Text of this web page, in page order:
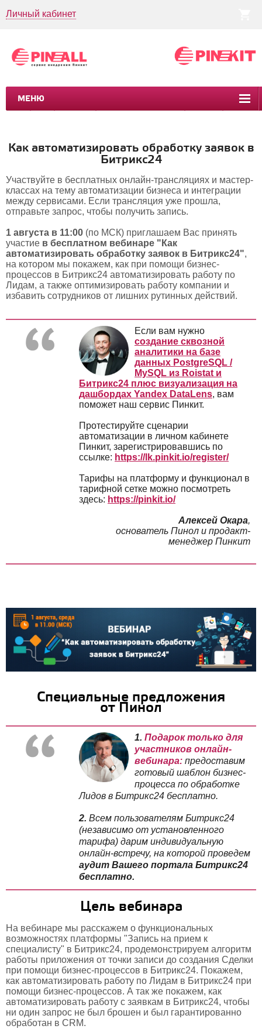
Личный кабинет
МЕНЮ
CRM CMS КЕЙСЫ
Как автоматизировать обработку заявок в
Битрикс24
Участвуйте в бесплатных онлайн-трансляциях и мастер-
классах на тему автоматизации бизнеса и интеграции
между сервисами. Если трансляция уже прошла,
отправьте запрос, чтобы получить запись.
1 августа в 11:00 (по МСК) приглашаем Вас принять
участие в бесплатном вебинаре "Как
автоматизировать обработку заявок в Битрикс24",
на котором мы покажем, как при помощи бизнес-
процессов в Битрикс24 автоматизировать работу по
Лидам, а также оптимизировать работу компании и
избавить сотрудников от лишних рутинных действий.
Если вам нужно
создание сквозной
аналитики на базе
данных PostgreSQL /
MySQL из Roistat и
Битрикс24 плюс визуализация на
дашбордах Yandex DataLens, вам
поможет наш сервис Пинкит.
Протестируйте сценарии
автоматизации в личном кабинете
Пинкит, зарегистрировавшись по
ссылке: https://lk.pinkit.io/register/
Тарифы на платформу и функционал в
тарифной сетке можно посмотреть
здесь: https://pinkit.io/
Алексей Окара,
основатель Пинол и продакт-
менеджер Пинкит
Специальные предложения
от Пинол
1. Подарок только для
участников онлайн-
вебинара: предоставим
готовый шаблон бизнес-
процесса по обработке
Лидов в Битрикс24 бесплатно.
2. Всем пользователям Битрикс24
(независимо от установленного
тарифа) дарим индивидуальную
онлайн-встречу, на которой проведем
аудит Вашего портала Битрикс24
бесплатно.
Цель вебинара
На вебинаре мы расскажем о функциональных
возможностях платформы "Запись на прием к
специалисту" в Битрикс24, продемонстрируем алгоритм
работы приложения от точки записи до создания Сделки
при помощи бизнес-процессов в Битрикс24. Покажем,
как автоматизировать работу по Лидам в Битрикс24 при
помощи бизнес-процессов. А так же покажем, как
автоматизировать работу с заявкам в Битрикс24, чтобы
ни один запрос не был брошен и был гарантированно
обработан в CRM.